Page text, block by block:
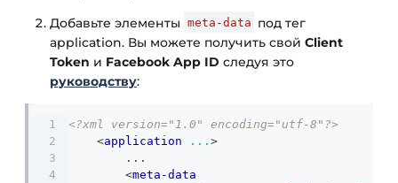
Добавьте элементы meta-data под тег
application. Вы можете получить свой Client
Token и Facebook App ID следуя это
руководству:
<?xml version="1.0" encoding="utf-8"?>
<application ... >
        ...
<meta-data